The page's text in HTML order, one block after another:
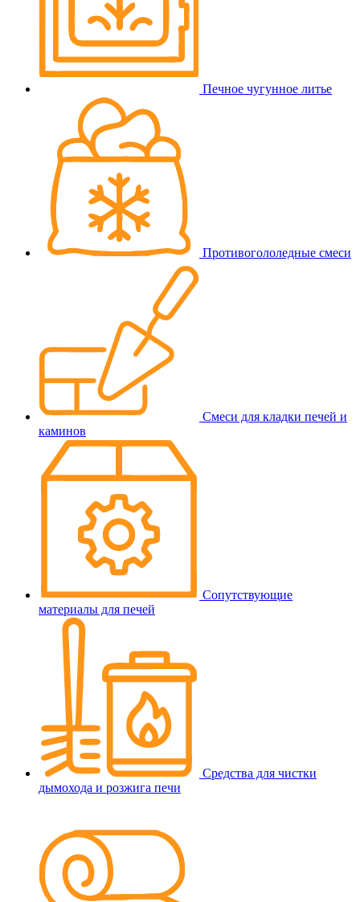
Печное чугунное литье
Противогололедные смеси
Смеси для кладки печей и
каминов
Сопутствующие
материалы для печей
Средства для чистки
дымохода и розжига печи